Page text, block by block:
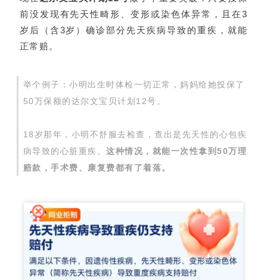
前没发现有先天性畸形、变形或染色体异常，且在3
岁后（含3岁）确诊部分先天疾病导致的重疾，就能
正常赔。
举个例子：小明出生时体检一切正常，妈妈给她投保了
50万保额的达尔文宝贝计划12号。
18岁那年，小明不舒服去检查，查出是先天性的心包疾
病导致的心脏重疾。这种情况，就能一次性拿到50万理
赔款，手术费、康复费都有了着落。